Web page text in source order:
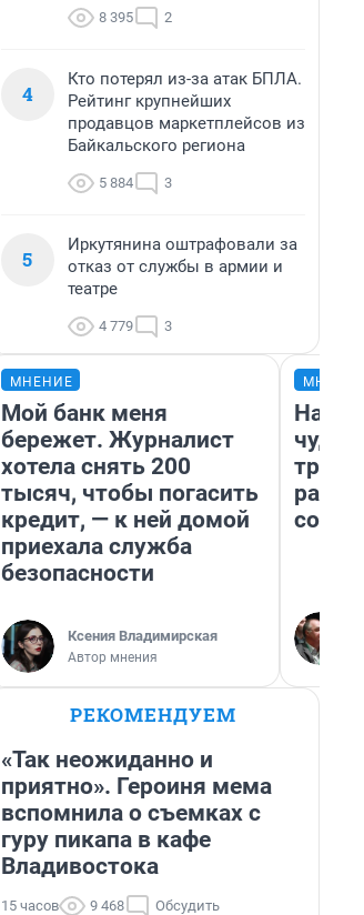
8 395 2
4
Кто потерял из-за атак БПЛА.
Рейтинг крупнейших
продавцов маркетплейсов из
Байкальского региона
5 884 3
5
Иркутянина оштрафовали за
отказ от службы в армии и
театре
4 779 3
МНЕНИЕ
Мой банк меня
бережет. Журналист
хотела снять 200
тысяч, чтобы погасить
кредит, — к ней домой
приехала служба
безопасности
Ксения Владимирская
Автор мнения
РЕКОМЕНДУЕМ
«Так неожиданно и
приятно». Героиня мема
вспомнила о съемках с
гуру пикапа в кафе
Владивостока
15 часов 9 468 Обсудить